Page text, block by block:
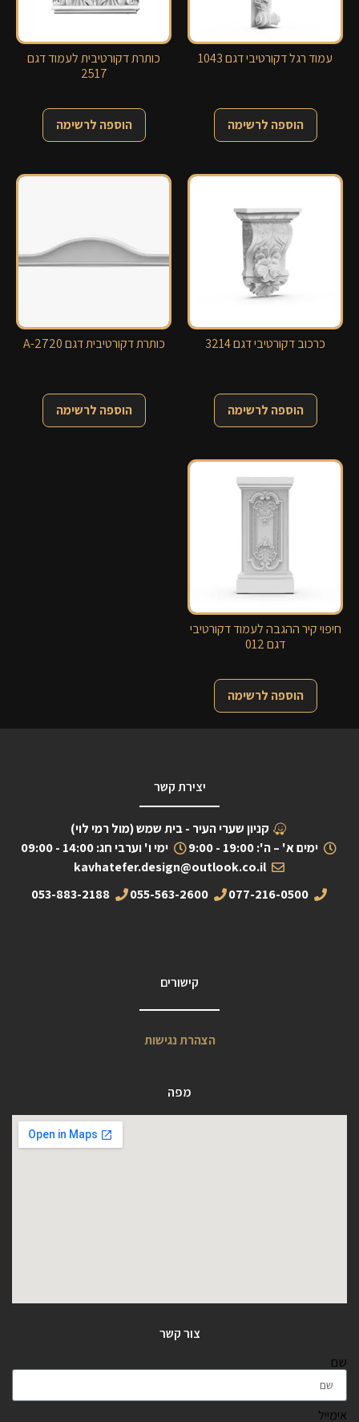
עמוד רגל דקורטיבי דגם 1043
הוספה לרשימה
כותרת דקורטיבית לעמוד דגם
2517
הוספה לרשימה
כרכוב דקורטיבי דגם 3214
הוספה לרשימה
כותרת דקורטיבית דגם 2720-A
הוספה לרשימה
חיפוי קיר ההגבה לעמוד דקורטיבי
דגם 012
הוספה לרשימה
יצירת קשר
קניון שערי העיר - בית שמש (מול רמי לוי)
ימים א' – ה': 19:00 - 9:00
ימי ו' וערבי חג: 14:00 - 09:00
kavhatefer.design@outlook.co.il
077-216-0500
055-563-2600
053-883-2188
קישורים
הצהרת נגישות
מפה
צור קשר
שם
אימייל